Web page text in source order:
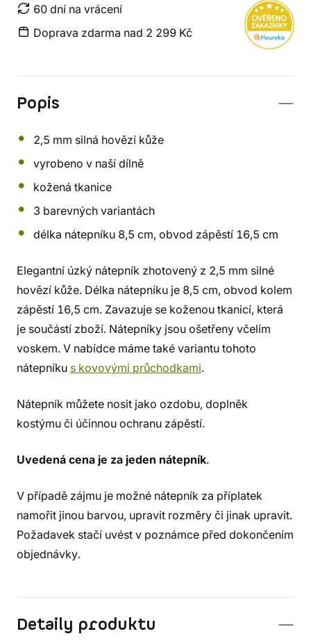
60 dní na vrácení
Doprava zdarma nad 2 299 Kč
Popis
2,5 mm silná hovězí kůže
vyrobeno v naší dílně
kožená tkanice
3 barevných variantách
délka nátepníku 8,5 cm, obvod zápěstí 16,5 cm
Elegantní úzký nátepník zhotovený z 2,5 mm silné
hovězí kůže. Délka nátepníku je 8,5 cm, obvod kolem
zápěstí 16,5 cm. Zavazuje se koženou tkanicí, která
je součástí zboží. Nátepníky jsou ošetřeny včelím
voskem. V nabídce máme také variantu tohoto
nátepníku s kovovými průchodkami.
Nátepník můžete nosit jako ozdobu, doplněk
kostýmu či účinnou ochranu zápěstí.
Uvedená cena je za jeden nátepník.
V případě zájmu je možné nátepník za příplatek
namořit jinou barvou, upravit rozměry či jinak upravit.
Požadavek stačí uvést v poznámce před dokončením
objednávky.
Detaily produktu